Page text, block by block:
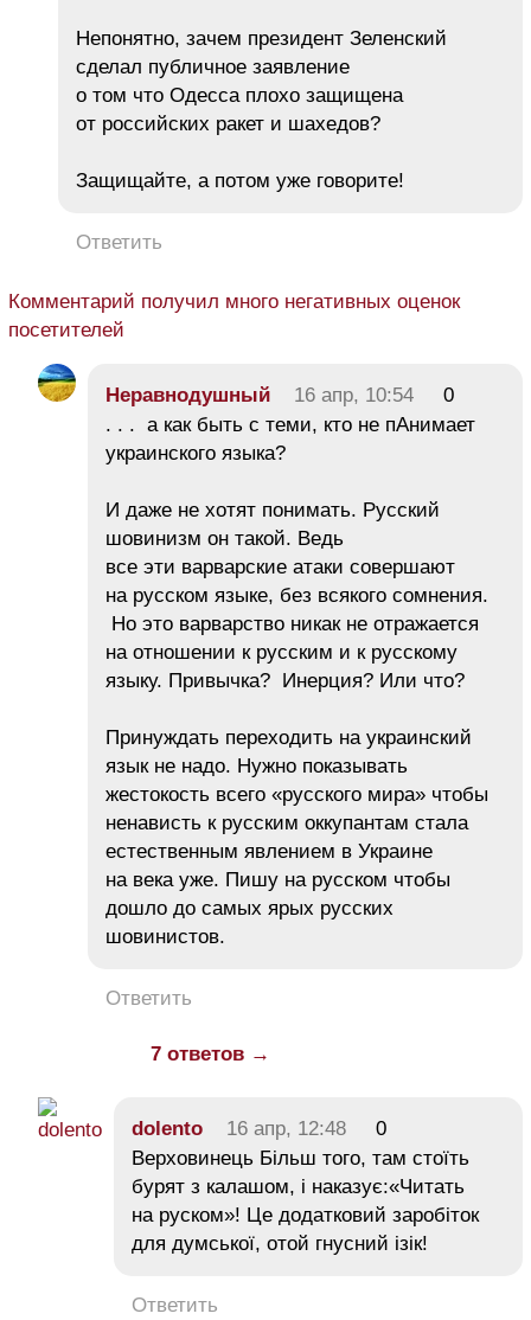
Непонятно, зачем президент Зеленский
сделал публичное заявление
о том что Одесса плохо защищена
от российских ракет и шахедов?
Защищайте, а потом уже говорите!
Ответить
Комментарий получил много негативных оценок
посетителей
Неравнодушный 16 апр, 10:54
0
. . . а как быть с теми, кто не пАнимает
украинского языка?
И даже не хотят понимать. Русский
шовинизм он такой. Ведь
все эти варварские атаки совершают
на русском языке, без всякого сомнения.
Но это варварство никак не отражается
на отношении к русским и к русскому
языку. Привычка? Инерция? Или что?
Принуждать переходить на украинский
язык не надо. Нужно показывать
жестокость всего «русского мира» чтобы
ненависть к русским оккупантам стала
естественным явлением в Украине
на века уже. Пишу на русском чтобы
дошло до самых ярых русских
шовинистов.
Ответить
7 ответов →
dolento 16 апр, 12:48
0
Верховинець Більш того, там стоїть
бурят з калашом, і наказує:«Читать
на руском»! Це додатковий заробіток
для думської, отой гнусний ізік!
Ответить